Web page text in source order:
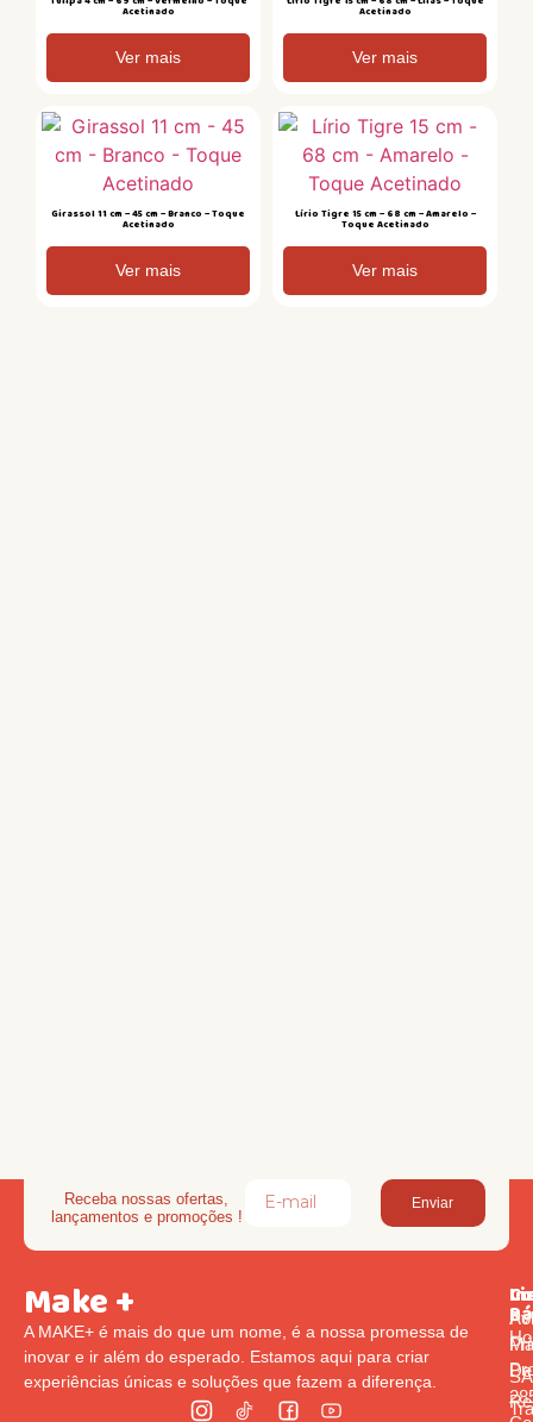
Acetinado
Ver mais
Acetinado
Ver mais
Girassol 11 cm – 45 cm – Branco – Toque
Acetinado
Ver mais
Lírio Tigre 15 cm – 68 cm – Amarelo –
Toque Acetinado
Ver mais
Receba nossas ofertas,
lançamentos e promoções !
Enviar
Make +
A MAKE+ é mais do que um nome, é a nossa promessa de
inovar e ir além do esperado. Estamos aqui para criar
experiências únicas e soluções que fazem a diferença.
Av